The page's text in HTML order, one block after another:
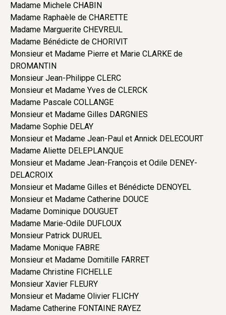
Madame Michele CHABIN
Madame Raphaèle de CHARETTE
Madame Marguerite CHEVREUL
Madame Bénédicte de CHORIVIT
Monsieur et Madame Pierre et Marie CLARKE de
DROMANTIN
Monsieur Jean-Philippe CLERC
Monsieur et Madame Yves de CLERCK
Madame Pascale COLLANGE
Monsieur et Madame Gilles DARGNIES
Madame Sophie DELAY
Monsieur et Madame Jean-Paul et Annick DELECOURT
Madame Aliette DELEPLANQUE
Monsieur et Madame Jean-François et Odile DENEY-
DELACROIX
Monsieur et Madame Gilles et Bénédicte DENOYEL
Monsieur et Madame Catherine DOUCE
Madame Dominique DOUGUET
Madame Marie-Odile DUFLOUX
Monsieur Patrick DURUEL
Madame Monique FABRE
Monsieur et Madame Domitille FARRET
Madame Christine FICHELLE
Monsieur Xavier FLEURY
Monsieur et Madame Olivier FLICHY
Madame Catherine FONTAINE RAYEZ